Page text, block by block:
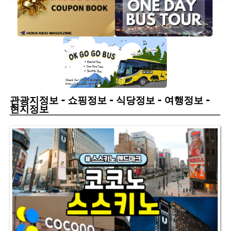
관광지정보- 쇼핑정보- 식당정보- 여행정보-
현지정보